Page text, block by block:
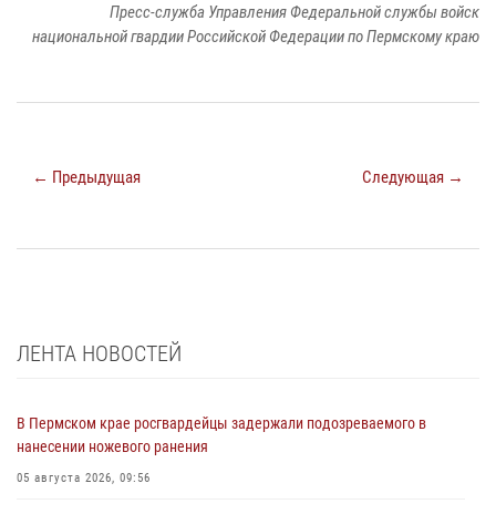
Пресс-служба Управления Федеральной службы войск
национальной гвардии Российской Федерации по Пермскому краю
← Предыдущая Следующая →
ЛЕНТА НОВОСТЕЙ
В Пермском крае росгвардейцы задержали подозреваемого в
нанесении ножевого ранения
05 августа 2026, 09:56